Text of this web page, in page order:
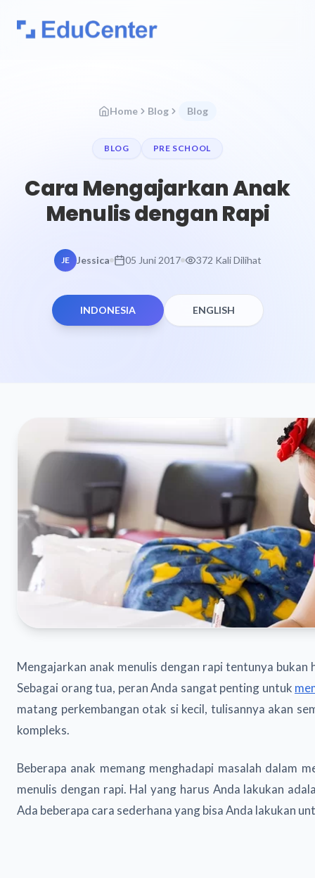
Home Blog Blog
BLOG PRE SCHOOL
Cara Mengajarkan Anak
Menulis dengan Rapi
JE Jessica 05 Juni 2017 372 Kali Dilihat
INDONESIA ENGLISH
Mengajarkan anak menulis dengan rapi tentunya
Sebagai orang tua, peran Anda sangat penting untuk
matang perkembangan otak si kecil, tulisannya akan
kompleks.
Beberapa anak memang menghadapi masalah dalam
menulis dengan rapi. Hal yang harus Anda lakukan
Ada beberapa cara sederhana yang bisa Anda lakukan